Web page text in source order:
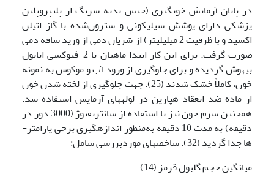
در پایان آزمایش خونگیری (جنس بدنه سرنگ از پلی­پروپلین
پزشکی دارای پوشش سیلیکونی و سترون‌شده با گاز اتیلن
اکسید و با ظرفیت 2 میلی­لیتر) از شریان دمی از ورید ساقه دمی
صورت گرفت. برای این کار ابتدا ماهیان با 2-فنوکسی اتانول
بیهوش گردیده و برای جلوگیری از ورود آب و موکوس به نمونه
خون، کاملاً خشک شدند (25). جهت جلوگیری از لخته شدن خون
از ماده ضد انعقاد هپارین در لوله­های آزمایش استفاده شد.
همچنین سرم خون نیز با استفاده از سانتریفیوژ (3000 دور در
دقیقه) به مدت 10 دقیقه به‌منظور اندازه­گیری برخی پارامتر­­
ها جدا گردید (32). شاخص­های موردبررسی شامل:
میانگین حجم گلبول قرمز (14)